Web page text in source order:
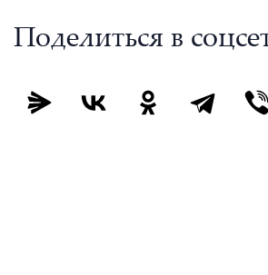
Поделиться в